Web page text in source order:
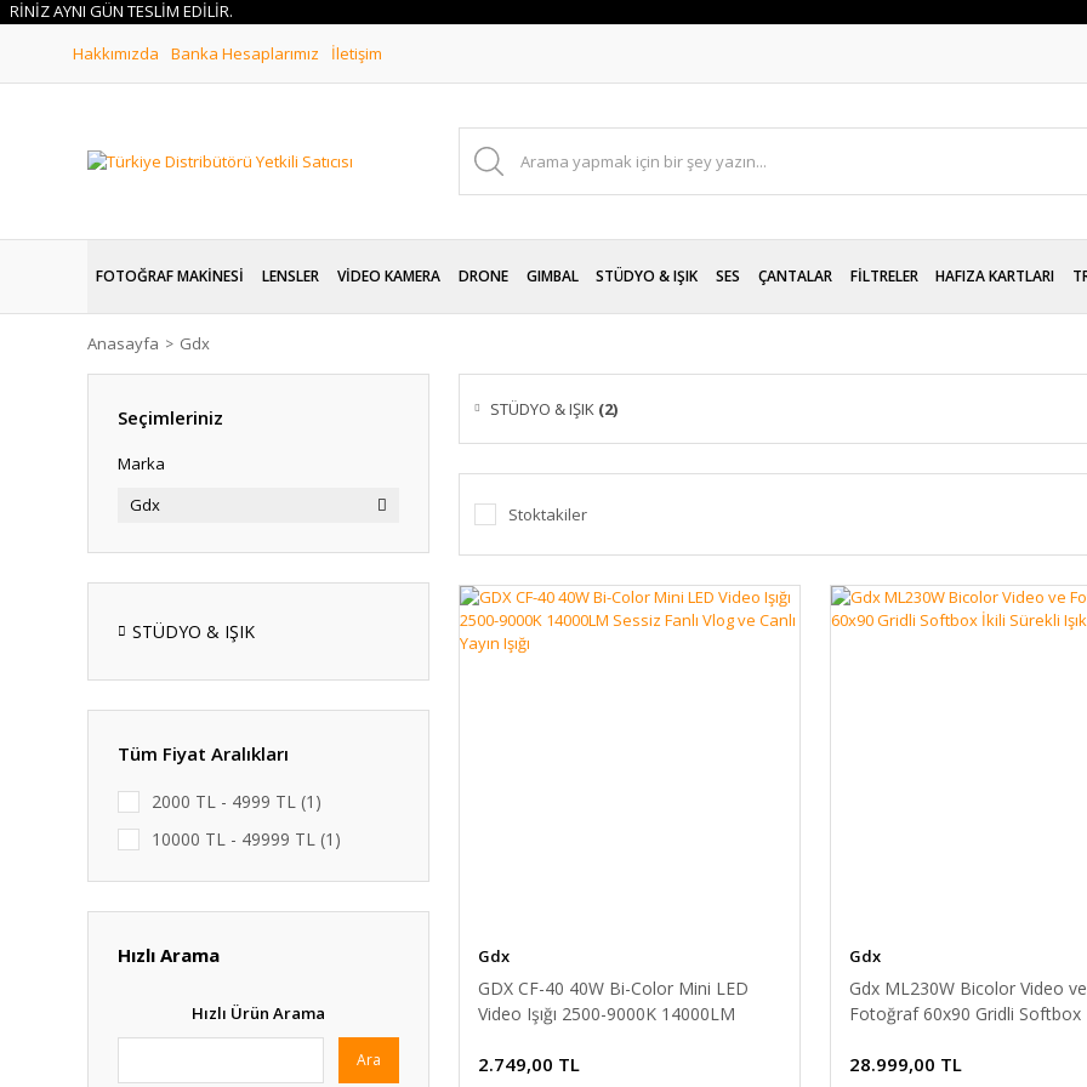
GÜN TESLİM EDİLİR.
Hakkımızda
Banka Hesaplarımız İletişim
FOTOĞRAF MAKİNESİ LENSLER VİDEO KAMERA DRONE GIMBAL STÜDYO & IŞIK SES ÇANTALAR FİLTRELER HAFIZA KARTLARI
Anasayfa Gdx
Seçimleriniz
Marka
Gdx
STÜDYO & IŞIK
Tüm Fiyat Aralıkları
2000 TL - 4999 TL (1)
10000 TL - 49999 TL (1)
Hızlı Arama
Hızlı Ürün Arama
Ara
STÜDYO & IŞIK (2)
Stoktakiler
Gdx
GDX CF-40 40W Bi-Color Mini LED
Video Işığı 2500-9000K 14000LM
2.749,00 TL
Gdx
Gdx ML230W Bicolor Video ve
Fotoğraf 60x90 Gridli Softbox
28.999,00 TL